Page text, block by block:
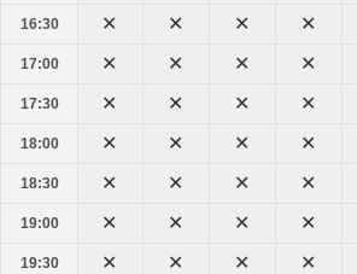
16:30
17:00
17:30
18:00
18:30
19:00
19:30